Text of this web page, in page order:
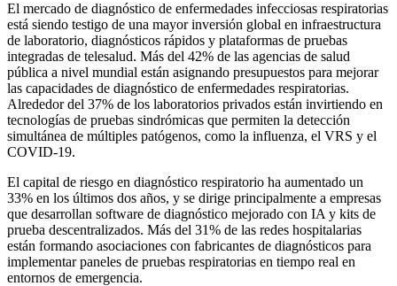
El mercado de diagnóstico de enfermedades infecciosas respiratorias
está siendo testigo de una mayor inversión global en infraestructura
de laboratorio, diagnósticos rápidos y plataformas de pruebas
integradas de telesalud. Más del 42% de las agencias de salud
pública a nivel mundial están asignando presupuestos para mejorar
las capacidades de diagnóstico de enfermedades respiratorias.
Alrededor del 37% de los laboratorios privados están invirtiendo en
tecnologías de pruebas sindrómicas que permiten la detección
simultánea de múltiples patógenos, como la influenza, el VRS y el
COVID-19.
El capital de riesgo en diagnóstico respiratorio ha aumentado un
33% en los últimos dos años, y se dirige principalmente a empresas
que desarrollan software de diagnóstico mejorado con IA y kits de
prueba descentralizados. Más del 31% de las redes hospitalarias
están formando asociaciones con fabricantes de diagnósticos para
implementar paneles de pruebas respiratorias en tiempo real en
entornos de emergencia.